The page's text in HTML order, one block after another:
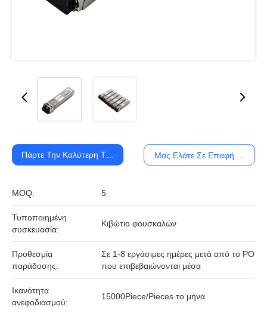
MOQ: 5
Τυποποιημένη
συσκευασία:
Κιβώτιο φουσκαλών
Προθεσμία
παράδοσης:
Σε 1-8 εργάσιμες ημέρες μετά από το PO
που επιβεβαιώνονται μέσα
Ικανότητα
ανεφοδιασμού:
15000Piece/Pieces το μήνα
Πάρτε Την Καλύτερη Τιμή Μας Ελάτε Σε Επαφή Με